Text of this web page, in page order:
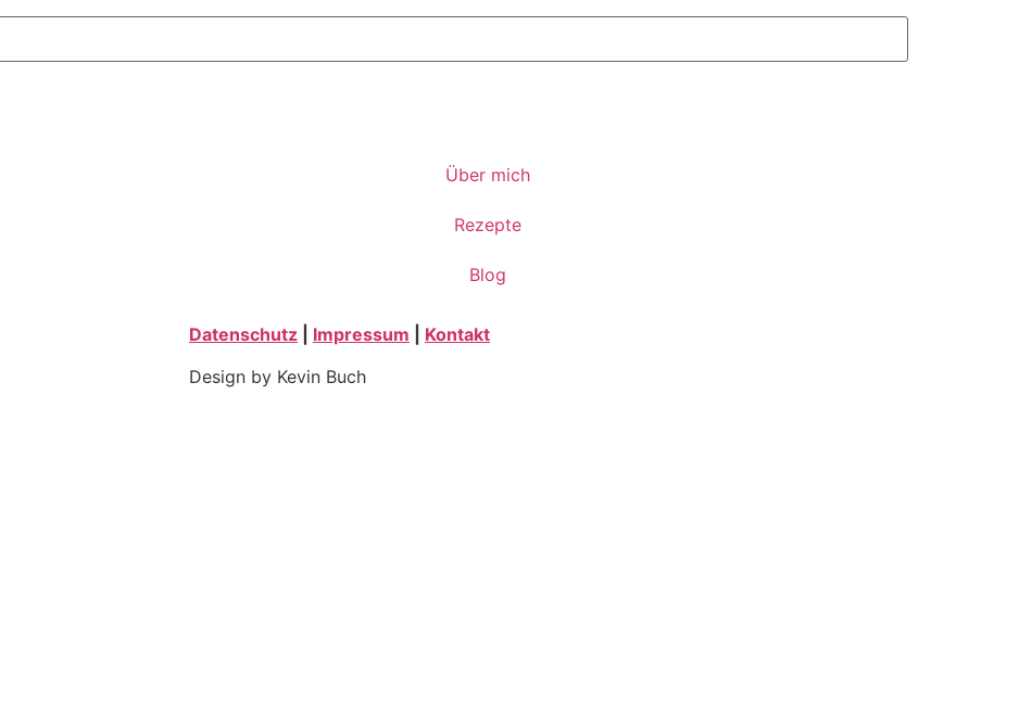
Über mich
Rezepte
Blog
Datenschutz Impressum
Kontakt
Design by Kevin Buch